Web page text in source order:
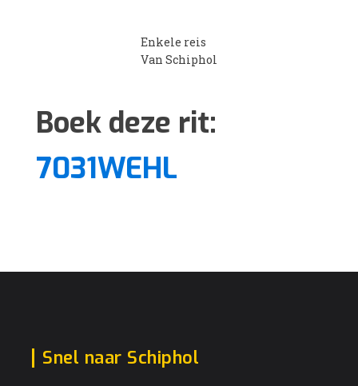
Enkele reis
Van Schiphol
Boek deze rit:
7031WEHL
Snel naar Schiphol